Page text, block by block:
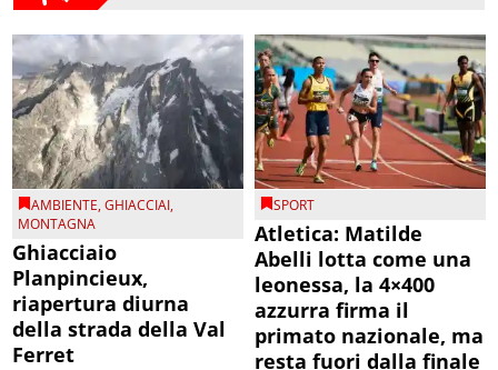
AMBIENTE,GHIACCIAI,
MONTAGNA
Ghiacciaio
Planpincieux,
riapertura diurna
della strada della Val
Ferret
SPORT
Atletica: Matilde
Abelli lotta come una
leonessa, la 4×400
azzurra firma il
primato nazionale, ma
resta fuori dalla finale